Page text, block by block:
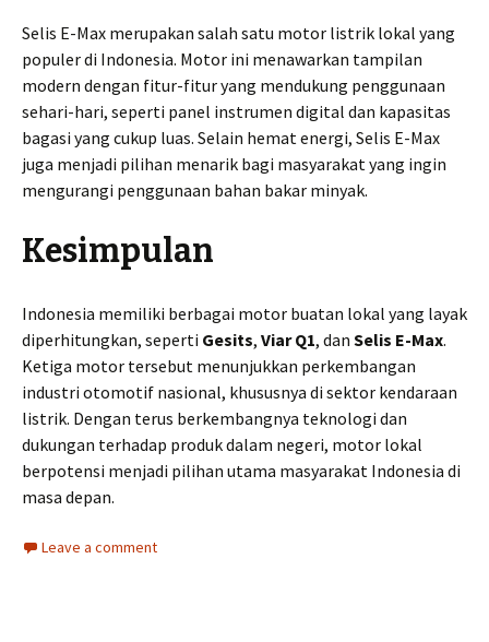
Selis E-Max merupakan salah satu motor listrik lokal yang
populer di Indonesia. Motor ini menawarkan tampilan
modern dengan fitur-fitur yang mendukung penggunaan
sehari-hari, seperti panel instrumen digital dan kapasitas
bagasi yang cukup luas. Selain hemat energi, Selis E-Max
juga menjadi pilihan menarik bagi masyarakat yang ingin
mengurangi penggunaan bahan bakar minyak.
Kesimpulan
Indonesia memiliki berbagai motor buatan lokal yang layak
diperhitungkan, seperti Gesits, Viar Q1, dan Selis E-Max.
Ketiga motor tersebut menunjukkan perkembangan
industri otomotif nasional, khususnya di sektor kendaraan
listrik. Dengan terus berkembangnya teknologi dan
dukungan terhadap produk dalam negeri, motor lokal
berpotensi menjadi pilihan utama masyarakat Indonesia di
masa depan.
Leave a comment